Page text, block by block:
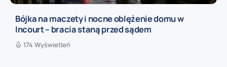
Bójka na maczety i nocne oblężenie domu w
Incourt – bracia staną przed sądem
174 Wyświetleń